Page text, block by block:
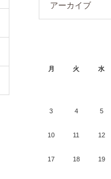
アーカイブ
月
火 水
3 4 5
10 11 12
17 18 19